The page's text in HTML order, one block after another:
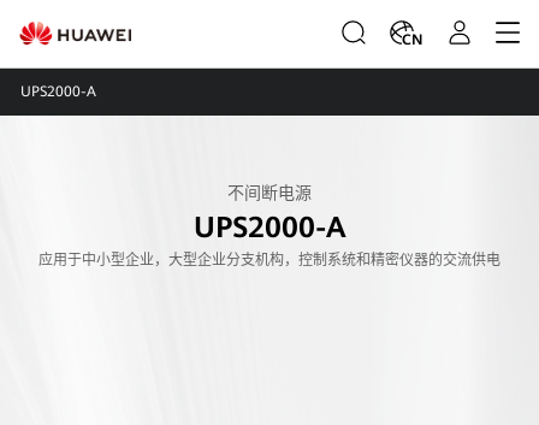
CN
UPS2000-A
不间断电源
UPS2000-A
应用于中小型企业，大型企业分支机构，控制系统和精密仪器的交流供电